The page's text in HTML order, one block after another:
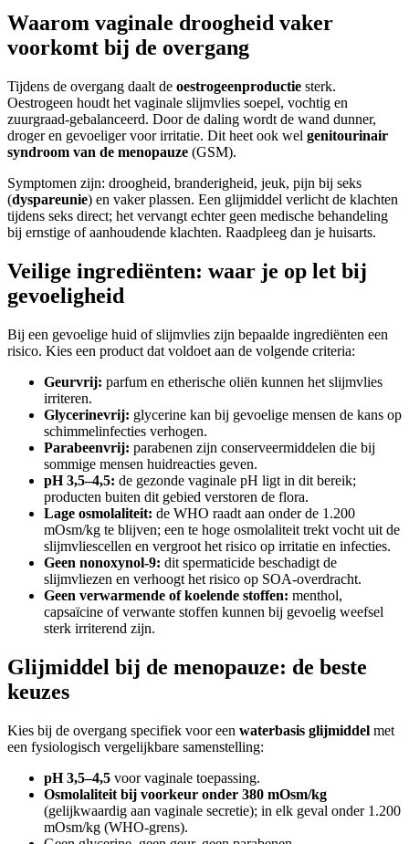
Waarom vaginale droogheid vaker
voorkomt bij de overgang
Tijdens de overgang daalt de oestrogeenproductie sterk.
Oestrogeen houdt het vaginale slijmvlies soepel, vochtig en
zuurgraad-gebalanceerd. Door de daling wordt de wand dunner,
droger en gevoeliger voor irritatie. Dit heet ook wel genitourinair
syndroom van de menopauze (GSM).
Symptomen zijn: droogheid, branderigheid, jeuk, pijn bij seks
(dyspareunie) en vaker plassen. Een glijmiddel verlicht de klachten
tijdens seks direct; het vervangt echter geen medische behandeling
bij ernstige of aanhoudende klachten. Raadpleeg dan je huisarts.
Veilige ingrediënten: waar je op let bij
gevoeligheid
Bij een gevoelige huid of slijmvlies zijn bepaalde ingrediënten een
risico. Kies een product dat voldoet aan de volgende criteria:
Geurvrij: parfum en etherische oliën kunnen het slijmvlies
irriteren.
Glycerinevrij: glycerine kan bij gevoelige mensen de kans op
schimmelinfecties verhogen.
Parabeenvrij: parabenen zijn conserveermiddelen die bij
sommige mensen huidreacties geven.
pH 3,5–4,5: de gezonde vaginale pH ligt in dit bereik;
producten buiten dit gebied verstoren de flora.
Lage osmolaliteit: de WHO raadt aan onder de 1.200
mOsm/kg te blijven; een te hoge osmolaliteit trekt vocht uit de
slijmvliescellen en vergroot het risico op irritatie en infecties.
Geen nonoxynol-9: dit spermaticide beschadigt de
slijmvliezen en verhoogt het risico op SOA-overdracht.
Geen verwarmende of koelende stoffen: menthol,
capsaïcine of verwante stoffen kunnen bij gevoelig weefsel
sterk irriterend zijn.
Glijmiddel bij de menopauze: de beste
keuzes
Kies bij de overgang specifiek voor een waterbasis glijmiddel met
een fysiologisch vergelijkbare samenstelling:
pH 3,5–4,5 voor vaginale toepassing.
Osmolaliteit bij voorkeur onder 380 mOsm/kg
(gelijkwaardig aan vaginale secretie); in elk geval onder 1.200
mOsm/kg (WHO-grens).